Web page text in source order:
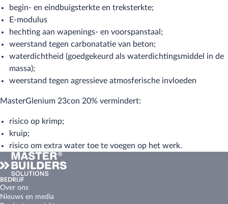
begin- en eindbuigsterkte en treksterkte;
E-modulus
hechting aan wapenings- en voorspanstaal;
weerstand tegen carbonatatie van beton;
waterdichtheid (goedgekeurd als waterdichtingsmiddel in de
massa);
weerstand tegen agressieve atmosferische invloeden
MasterGlenium 23con 20% vermindert:
risico op krimp;
kruip;
risico om extra water toe te voegen op het werk.
BEDRIJF
Over ons
Nieuws en media